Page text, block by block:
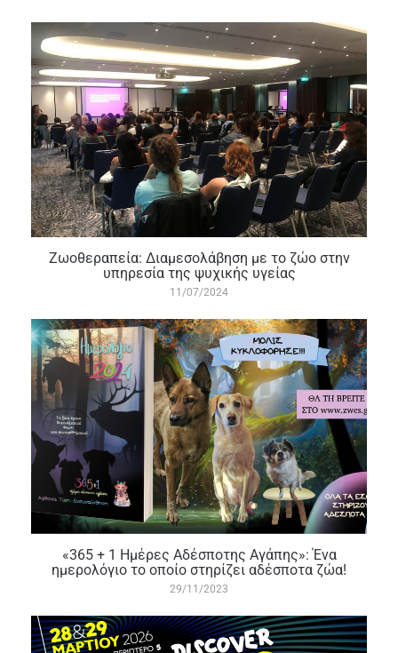
Ζωοθεραπεία: Διαμεσολάβηση με το ζώο στην
υπηρεσία της ψυχικής υγείας
11/07/2024
«365 + 1 Ημέρες Αδέσποτης Αγάπης»: Ένα
ημερολόγιο το οποίο στηρίζει αδέσποτα ζώα!
29/11/2023